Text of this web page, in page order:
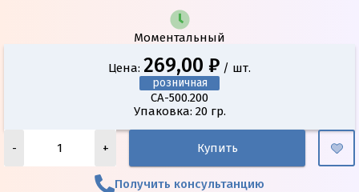
Моментальный
Цена: 269,00 ₽ / шт.
розничная
CA-500.200
Упаковка: 20 гр.
- + Купить
Получить консультанцию